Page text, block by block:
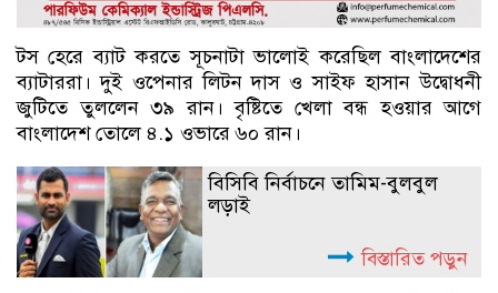
টস হেরে ব্যাট করতে সূচনাটা ভালোই করেছিল বাংলাদেশের
ব্যাটাররা। দুই ওপেনার লিটন দাস ও সাইফ হাসান উদ্বোধনী
জুটিতে তুললেন ৩৯ রান। বৃষ্টিতে খেলা বন্ধ হওয়ার আগে
বাংলাদেশ তোলে ৪.১ ওভারে ৬০ রান।
বিসিবি নির্বাচনে তামিম-বুলবুল
লড়াই
বিস্তারিত পড়ুন